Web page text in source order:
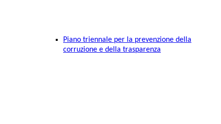
Piano triennale per la prevenzione della
corruzione e della trasparenza